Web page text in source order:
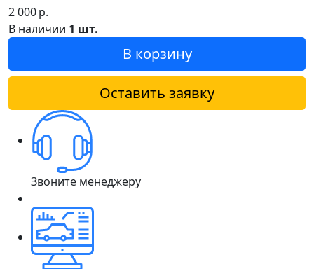
2 000р.
В наличии 1 шт.
В корзину
Оставить заявку
Звоните менеджеру